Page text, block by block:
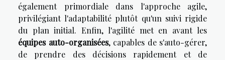
également primordiale dans l'approche agile,
privilégiant l'adaptabilité plutôt qu'un suivi rigide
du plan initial. Enfin, l'agilité met en avant les
équipes auto-organisées, capables de s'auto-gérer,
de prendre des décisions rapidement et de